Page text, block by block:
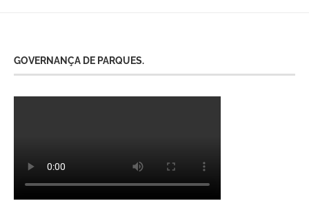
GOVERNANÇA DE PARQUES.